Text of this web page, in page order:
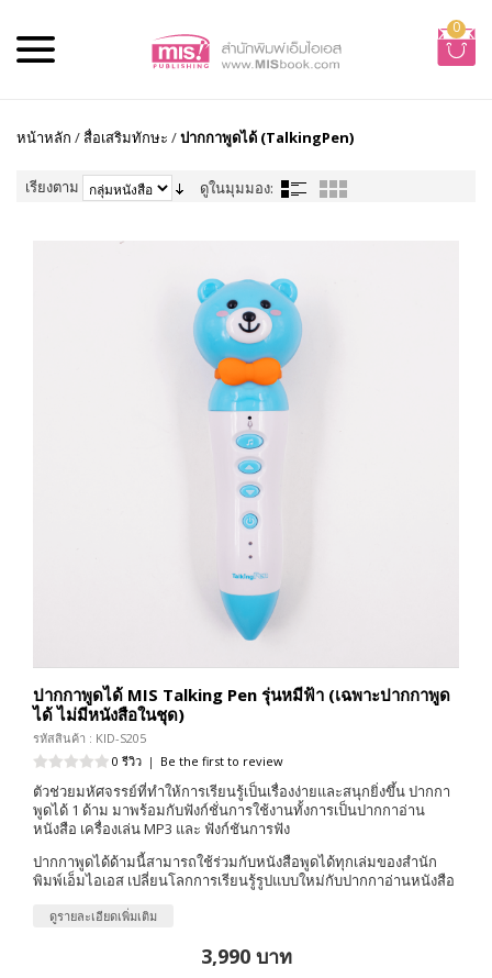
0
หน้าหลัก /สื่อเสริมทักษะ /ปากกาพูดได้ (TalkingPen)
เรียงตาม ดูในมุมมอง:
ปากกาพูดได้ MIS Talking Pen รุ่นหมีฟ้า (เฉพาะปากกาพูด
ได้ ไม่มีหนังสือในชุด)
รหัสสินค้า : KID-S205
0 รีวิว | Be the first to review
ตัวช่วยมหัศจรรย์ที่ทำให้การเรียนรู้เป็นเรื่องง่ายและสนุกยิ่งขึ้น ปากกา
พูดได้ 1 ด้าม มาพร้อมกับฟังก์ชั่นการใช้งานทั้งการเป็นปากกาอ่าน
หนังสือ เครื่องเล่น MP3 และ ฟังก์ชันการฟัง
ปากกาพูดได้ด้ามนี้สามารถใช้ร่วมกับหนังสือพูดได้ทุกเล่มของสำนัก
พิมพ์เอ็มไอเอส เปลี่ยนโลกการเรียนรู้รูปแบบใหม่กับปากกาอ่านหนังสือ
ดูรายละเอียดเพิ่มเติม
3,990 บาท